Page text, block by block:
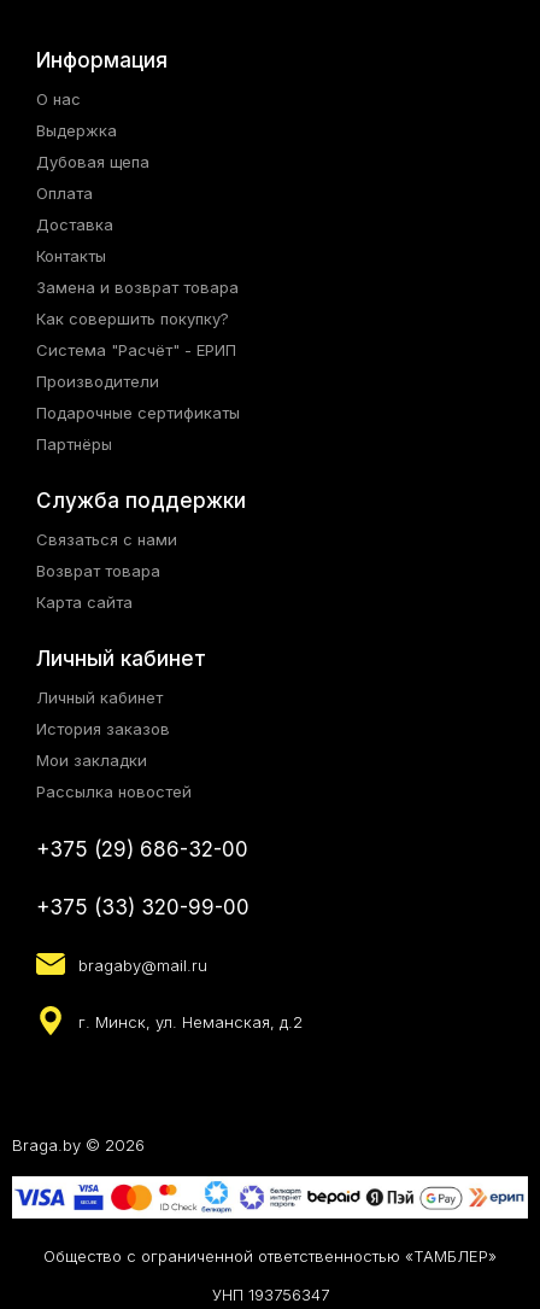
Информация
О нас
Выдержка
Дубовая щепа
Оплата
Доставка
Контакты
Замена и возврат товара
Как совершить покупку?
Система "Расчёт" - ЕРИП
Производители
Подарочные сертификаты
Партнёры
Служба поддержки
Связаться с нами
Возврат товара
Карта сайта
Личный кабинет
Личный кабинет
История заказов
Мои закладки
Рассылка новостей
+375 (29) 686-32-00
+375 (33) 320-99-00
bragaby@mail.ru
г. Минск, ул. Неманская, д.2
Braga.by © 2026
Общество с ограниченной ответственностью «ТАМБЛЕР»
УНП 193756347